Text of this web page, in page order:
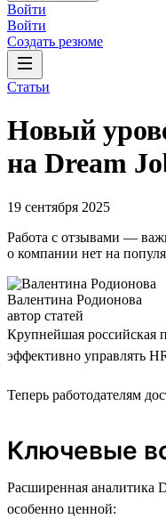
Войти
Войти
Создать резюме
Статьи
Новый
на Dream
19 сентября 2025
Работа с отзывами —
о компании нет на
Валентина Родионова
автор статей
Крупнейшая российская
эффективно управлять
Теперь работодателям
Ключевые
Расширенная аналитика
особенно ценной: